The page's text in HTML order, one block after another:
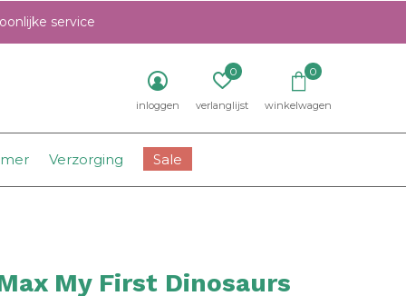
Verzorging Sale
inloggen verlanglijst
0
winkelwagen
0
service
My First Dinosaurs